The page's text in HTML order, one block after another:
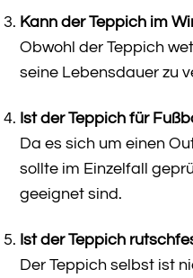
Kann der Teppich im
Obwohl der Teppich
seine Lebensdauer zu
Ist der Teppich für
Da es sich um einen
sollte im Einzelfall
geeignet sind.
Ist der Teppich
Der Teppich selbst ist